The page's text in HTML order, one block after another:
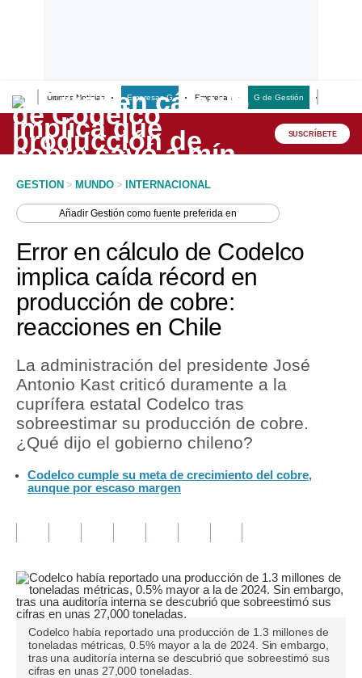
Últimas Noticias Empresas G Empresas G de Gestión
Lo último
Peru Quiosco
Economía
Mercados
Perú
Política
Tu Dinero
Finanzas Personales
Plus G
Opinión
Pregunta de hoy
Blogs
Tendencias
SUSCRÍBETE
GESTION > MUNDO > INTERNACIONAL
AñadirGestión como fuente preferida en
Error en cálculo de Codelco
implica caída récord en
producción de cobre:
reacciones en Chile
La administración del presidente José
Antonio Kast criticó duramente a la
cuprífera estatal Codelco tras
sobreestimar su producción de cobre.
¿Qué dijo el gobierno chileno?
Codelco cumple su meta de crecimiento del cobre,
aunque por escaso margen
Codelco había reportado una producción de 1.3 millones de
toneladas métricas, 0.5% mayor a la de 2024. Sin embargo,
tras una auditoría interna se descubrió que sobreestimó sus
cifras en unas 27,000 toneladas.